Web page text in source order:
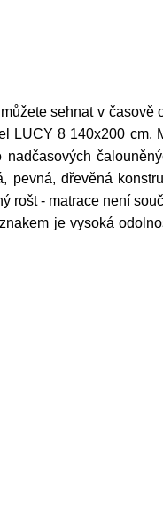
sehnat v časově
LUCY 8 140x200 cm.
dřevěná
rošt - matrace není
je vysoká